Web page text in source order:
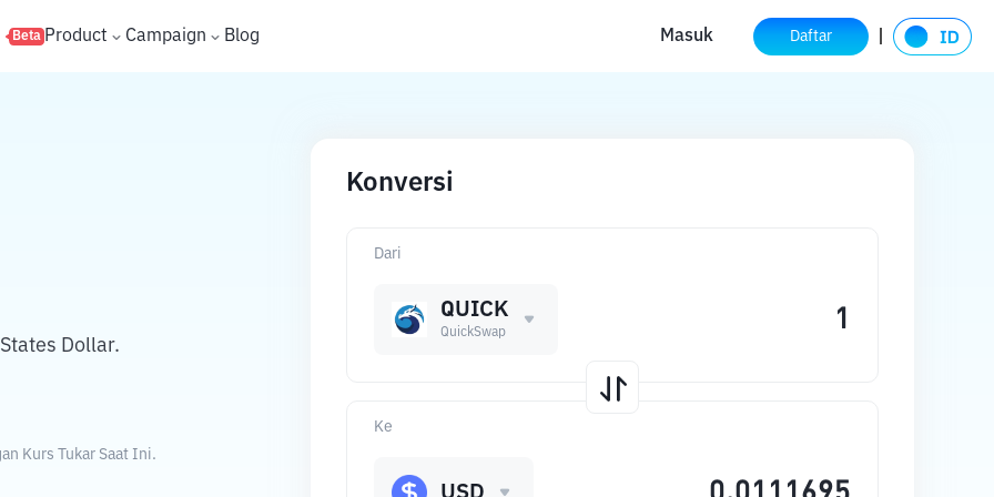
Beta Product Campaign Blog Masuk Daftar
Dollar.
Kurs Tukar Saat Ini.
Konversi
Dari
QUICK
QuickSwap
Ke
USD